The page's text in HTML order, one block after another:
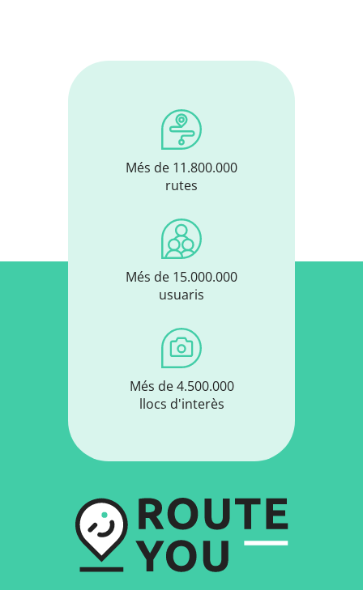
Més de 11.800.000
rutes
Més de 15.000.000
usuaris
Més de 4.500.000
llocs d'interès